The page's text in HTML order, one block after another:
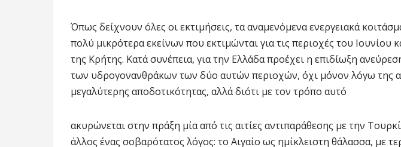
Όπως δείχνουν όλες οι εκτιμήσεις, τα αναμενόμενα ενεργειακά
πολύ μικρότερα εκείνων που εκτιμώνται για τις περιοχές του Ιουνίου
της Κρήτης. Κατά συνέπεια, για την Ελλάδα προέχει η επιδίωξη
των υδρογονανθράκων των δύο αυτών περιοχών, όχι μόνον λόγω της
μεγαλύτερης αποδοτικότητας, αλλά διότι με τον τρόπο αυτό
ακυρώνεται στην πράξη μία από τις αιτίες αντιπαράθεσης με την
άλλος ένας σοβαρότατος λόγος: το Αιγαίο ως ημίκλειστη θάλασσα, με